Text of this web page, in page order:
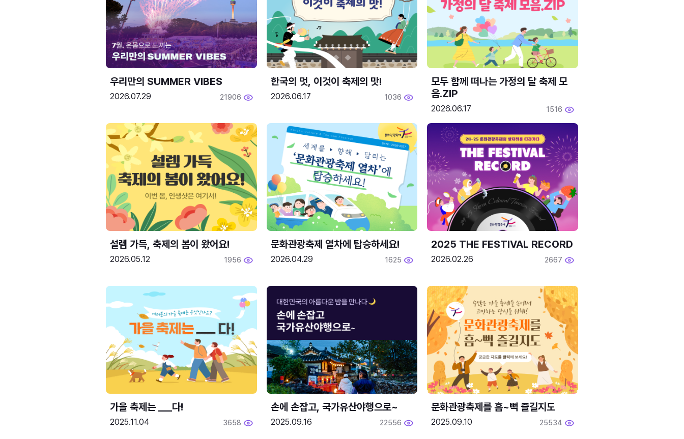
우리만의 SUMMER VIBES
2026.07.29 21906
한국의 멋, 이것이 축제의 맛!
2026.06.17 1036
모두 함께 떠나는 가정의 달 축제 모
음.ZIP
2026.06.17 1516
설렘 가득, 축제의 봄이 왔어요!
2026.05.12 1956
문화관광축제 열차에 탑승하세요!
2026.04.29 1625
2025 THE FESTIVAL RECORD
2026.02.26 2667
2025.11.04 3658
손에 손잡고, 국가유산야행으로~
2025.09.16 22556
문화관광축제를 흠~뻑 즐길지도
2025.09.10 25534